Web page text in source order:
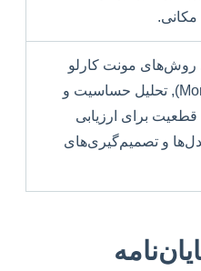
روش‌های مونت کارلو
(Monte Carlo), تحلیل حساسیت و
برای ارزیابی
و تصمیم‌گیری‌های